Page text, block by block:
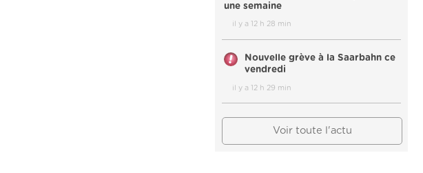
une semaine
il y a 12 h 28 min
Nouvelle grève à la Saarbahn ce
vendredi
il y a 12 h 29 min
Voir toute l'actu